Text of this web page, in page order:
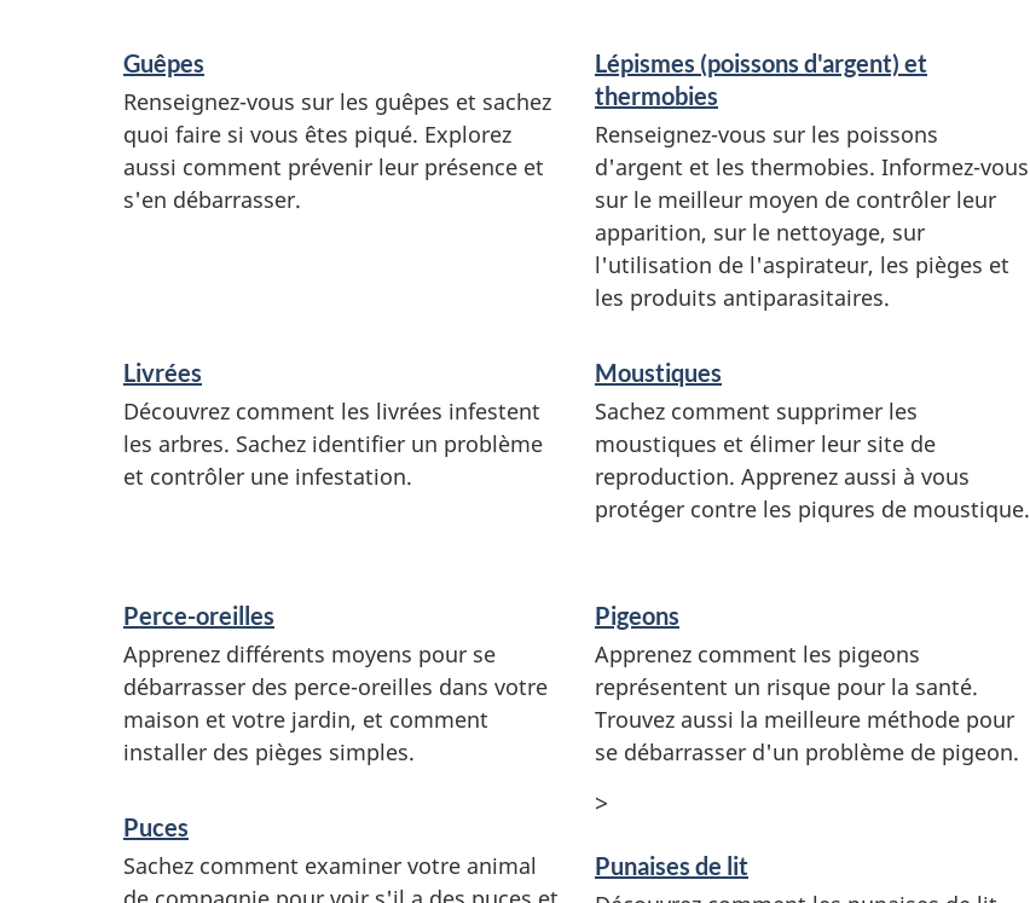
n
s
e
i
m
e
n
t
Guêpes
Renseignez-vous sur les guêpes et sachez
quoi faire si vous êtes piqué. Explorez
aussi comment prévenir leur présence et
s'en débarrasser.
Lépismes (poissons d'argent) et
thermobies
Renseignez-vous sur les poissons
d'argent et les thermobies. Informez-vous
sur le meilleur moyen de contrôler leur
apparition, sur le nettoyage, sur
l'utilisation de l'aspirateur, les pièges et
les produits antiparasitaires.
Livrées
Découvrez comment les livrées infestent
les arbres. Sachez identifier un problème
et contrôler une infestation.
Moustiques
Sachez comment supprimer les
moustiques et élimer leur site de
reproduction. Apprenez aussi à vous
protéger contre les piqures de moustique.
Perce-oreilles
Apprenez différents moyens pour se
débarrasser des perce-oreilles dans votre
maison et votre jardin, et comment
installer des pièges simples.
Pigeons
Apprenez comment les pigeons
représentent un risque pour la santé.
Trouvez aussi la meilleure méthode pour
se débarrasser d'un problème de pigeon.
Puces
Sachez comment examiner votre animal
>
Punaises de lit